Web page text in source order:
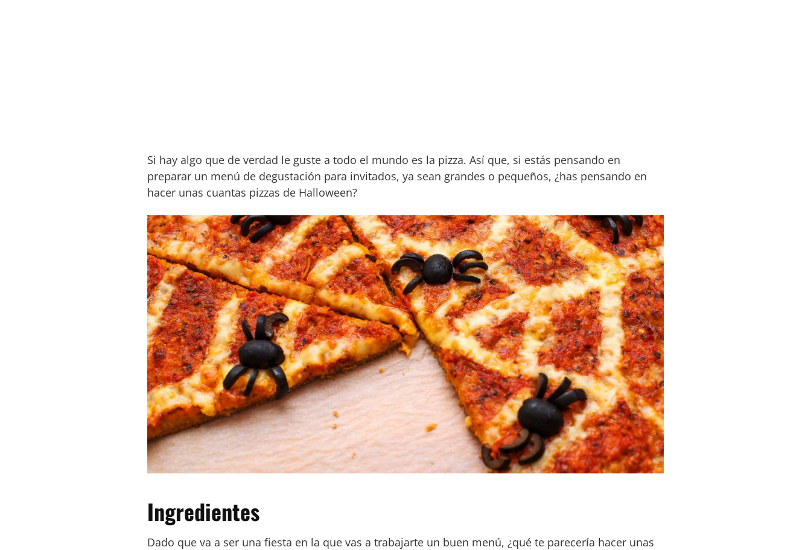
Si hay algo que de verdad le guste a todo el mundo es la pizza. Así que, si estás pensando en
preparar un menú de degustación para invitados, ya sean grandes o pequeños, ¿has pensando en
hacer unas cuantas pizzas de Halloween?
Ingredientes
Dado que va a ser una fiesta en la que vas a trabajarte un buen menú, ¿qué te parecería hacer unas